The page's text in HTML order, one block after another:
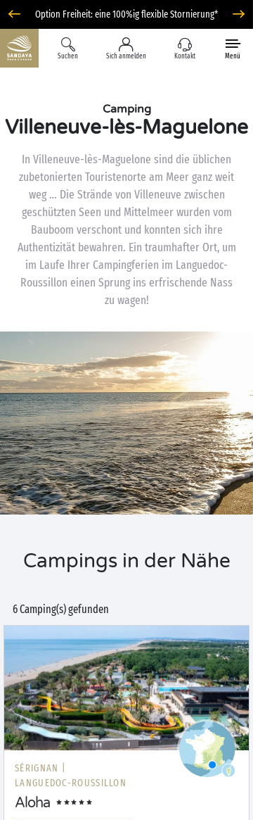
Option Freiheit: eine 100%ig flexible Stornierung*
Suchen Sich anmelden Kontakt Menü
Camping
Villeneuve-lès-Maguelone
In Villeneuve-lès-Maguelone sind die üblichen
zubetonierten Touristenorte am Meer ganz weit
weg … Die Strände von Villeneuve zwischen
geschützten Seen und Mittelmeer wurden vom
Bauboom verschont und konnten sich ihre
Authentizität bewahren. Ein traumhafter Ort, um
im Laufe Ihrer Campingferien im Languedoc-
Roussillon einen Sprung ins erfrischende Nass
zu wagen!
Campings in der Nähe
6 Camping(s) gefunden
SÉRIGNAN |
LANGUEDOC-ROUSSILLON
Aloha